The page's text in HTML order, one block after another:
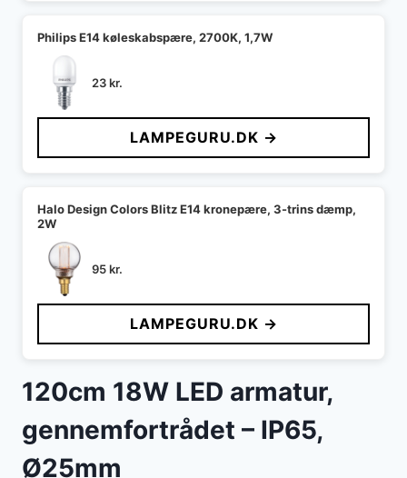
Philips E14 køleskabspære, 2700K, 1,7W
23kr.
LAMPEGURU.DK →
Halo Design Colors Blitz E14 kronepære, 3-trins dæmp,
2W
95kr.
LAMPEGURU.DK →
120cm 18W LED armatur,
gennemfortrådet – IP65,
Ø25mm